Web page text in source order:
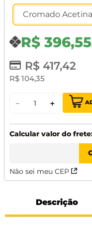
Cromado
R$ 396,55
R$ 417,42
R$ 104,35
＋
－
Não sei meu CEP
Descrição